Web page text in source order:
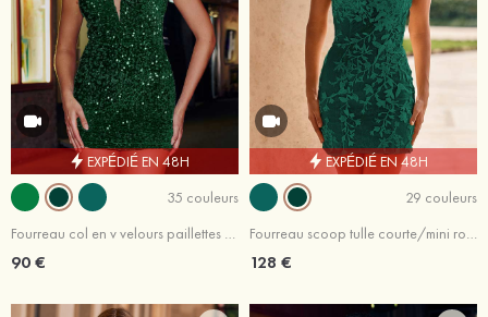
EXPÉDIÉ EN 48H
35 couleurs
Fourreau col en v velours paillettes courte/mini robe de fête de la rentrée
90 €
EXPÉDIÉ EN 48H
29 couleurs
Fourreau scoop tulle courte/mini robe de fête de la rentrée avec perles
128 €